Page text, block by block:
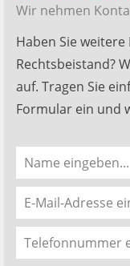
Wir nehmen
Haben Sie
Rechtsbeistand?
auf. Tragen Sie
Formular ein und